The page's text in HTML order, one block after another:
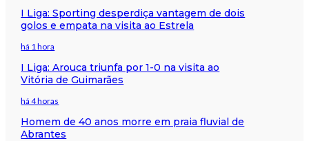
I Liga: Sporting desperdiça vantagem de dois
golos e empata na visita ao Estrela
há 1 hora
I Liga: Arouca triunfa por 1-0 na visita ao
Vitória de Guimarães
há 4 horas
Homem de 40 anos morre em praia fluvial de
Abrantes